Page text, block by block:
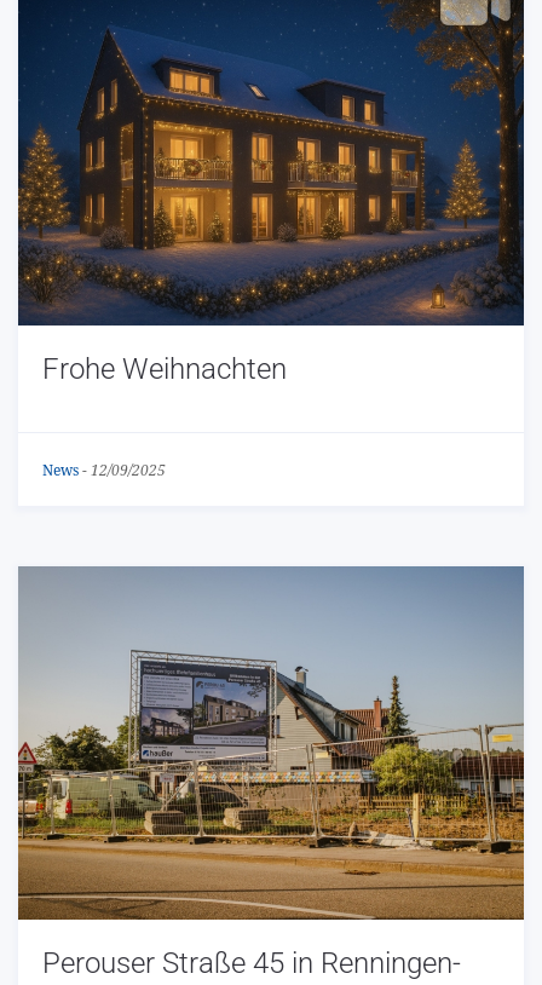
Frohe Weihnachten
News - 12/09/2025
Perouser Straße 45 in Renningen-